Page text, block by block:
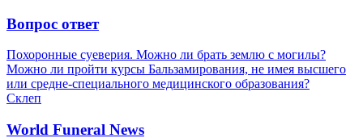
Вопрос ответ
Похоронные суеверия. Можно ли брать землю с могилы?
Можно ли пройти курсы Бальзамирования, не имея высшего
или средне-специального медицинского образования?
Склеп
World Funeral News